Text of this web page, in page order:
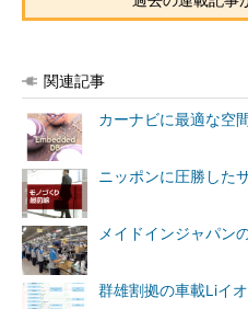
関連記事
カーナビに最適な空
ニッポンに圧勝した
メイドインジャパン
群雄割拠の車載Liイ